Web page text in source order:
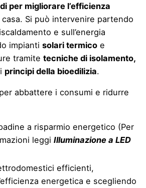
per migliorare l’efficienza
Si può intervenire partendo
e sull’energia
impianti solari termico e
tramite tecniche di isolamento,
principi della bioedilizia.
per abbattere i consumi e ridurre
a risparmio energetico (Per
leggi Illuminazione a LED
efficienti,
energetica e scegliendo